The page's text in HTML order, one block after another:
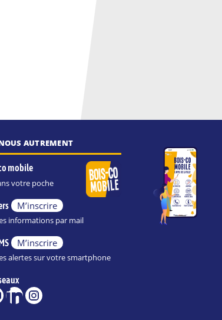
AUTREMENT
mobile
votre poche
M’inscrire
informations par mail
M’inscrire
alertes sur votre smartphone